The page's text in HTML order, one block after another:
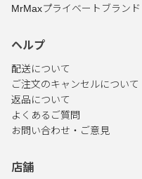
MrMaxプライベートブランド
ヘルプ
配送について
ご注文のキャンセルについて
返品について
よくあるご質問
お問い合わせ・ご意見
店舗